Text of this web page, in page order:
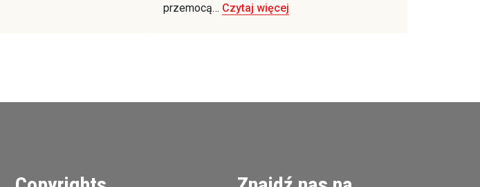
przemocą… Czytaj więcej